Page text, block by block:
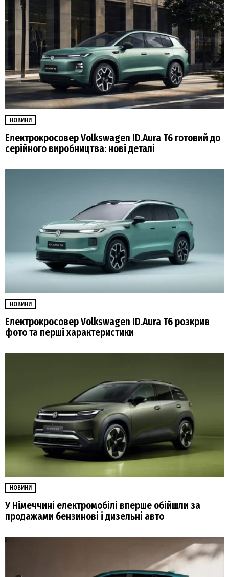
НОВИНИ
Електрокросовер Volkswagen ID.Aura T6 готовий до
серійного виробництва: нові деталі
НОВИНИ
Електрокросовер Volkswagen ID.Aura T6 розкрив
фото та перші характеристики
НОВИНИ
У Німеччині електромобілі вперше обійшли за
продажами бензинові і дизельні авто